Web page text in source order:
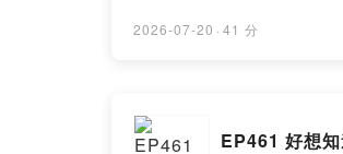
重新路一段 Facebook重新
2026-07-20 · 41 分
EP461 好想